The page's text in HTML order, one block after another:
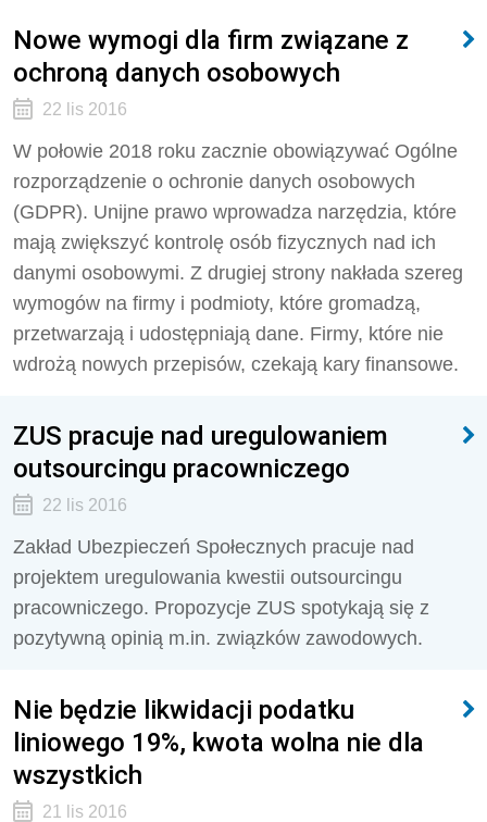
Nowe wymogi dla firm związane z
ochroną danych osobowych
22 lis 2016
W połowie 2018 roku zacznie obowiązywać Ogólne
rozporządzenie o ochronie danych osobowych
(GDPR). Unijne prawo wprowadza narzędzia, które
mają zwiększyć kontrolę osób fizycznych nad ich
danymi osobowymi. Z drugiej strony nakłada szereg
wymogów na firmy i podmioty, które gromadzą,
przetwarzają i udostępniają dane. Firmy, które nie
wdrożą nowych przepisów, czekają kary finansowe.
ZUS pracuje nad uregulowaniem
outsourcingu pracowniczego
22 lis 2016
Zakład Ubezpieczeń Społecznych pracuje nad
projektem uregulowania kwestii outsourcingu
pracowniczego. Propozycje ZUS spotykają się z
pozytywną opinią m.in. związków zawodowych.
Nie będzie likwidacji podatku
liniowego 19%, kwota wolna nie dla
wszystkich
21 lis 2016